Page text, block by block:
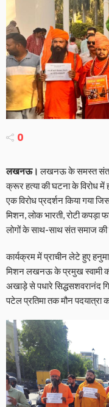
0
लखनऊ। लखनऊ के समस्त संत
क्रूर हत्या की घटना के विरोध
एक विरोध प्रदर्शन किया गया
मिशन, लोक भारती, रोटी
लोगों के साथ-साथ संत समाज की
कार्यक्रम में प्राचीन लेटे हुए
मिशन लखनऊ के प्रमुख स्वामी
अखाड़े से पधारे सिद्धसशवरानंद
पटेल प्रतिमा तक मौन पदयात्रा